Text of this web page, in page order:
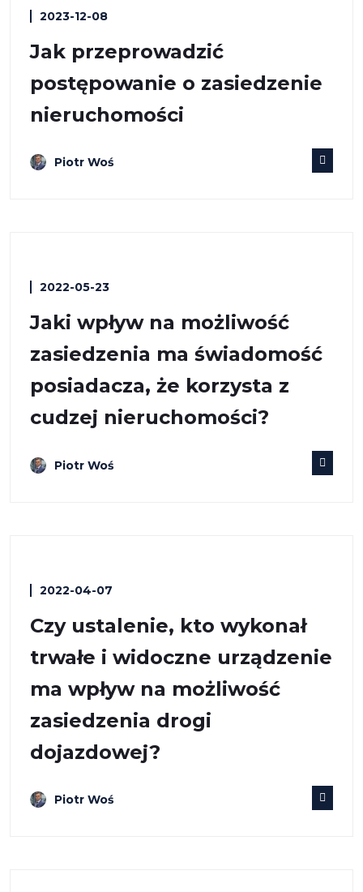
2023-12-08
Jak przeprowadzić
postępowanie o zasiedzenie
nieruchomości
Piotr Woś
2022-05-23
Jaki wpływ na możliwość
zasiedzenia ma świadomość
posiadacza, że korzysta z
cudzej nieruchomości?
Piotr Woś
2022-04-07
Czy ustalenie, kto wykonał
trwałe i widoczne urządzenie
ma wpływ na możliwość
zasiedzenia drogi
dojazdowej?
Piotr Woś